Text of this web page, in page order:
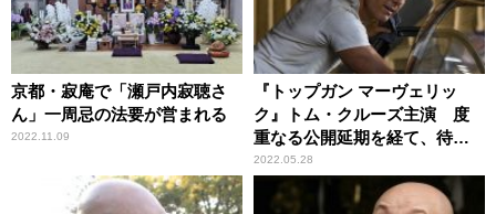
京都・寂庵で「瀬戸内寂聴さ
ん」一周忌の法要が営まれる
2022.11.09
『トップガン マーヴェリッ
ク』トム・クルーズ主演 度
重なる公開延期を経て、待望
のスクリーンへ
2022.05.28